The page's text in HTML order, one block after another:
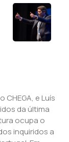
e Luís
da última
ocupa o
inquiridos a